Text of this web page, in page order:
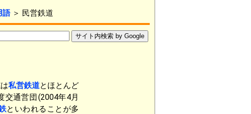
語＞ 民営鉄道
は私営鉄道とほとんど
交通営団(2004年4月
といわれることが多